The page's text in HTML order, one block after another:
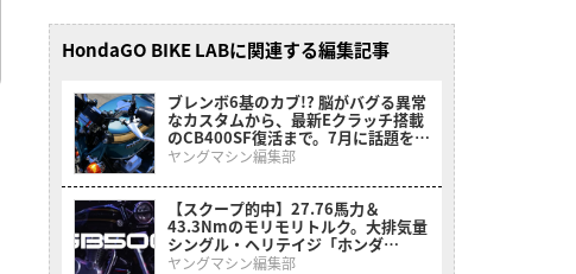
HondaGO BIKE LABに関連する編集記事
ブレンボ6基のカブ!? 脳がバグる異常
なカスタムから、最新Eクラッチ搭載
のCB400SF復活まで。7月に話題を呼
んだホンダ関連ニュースまとめ
ヤングマシン編集部
【スクープ的中】27.76馬力＆
43.3Nmのモリモリトルク。大排気量
シングル・ヘリテイジ「ホンダ
GB500(CB500)」がインドでついに
ヤングマシン編集部